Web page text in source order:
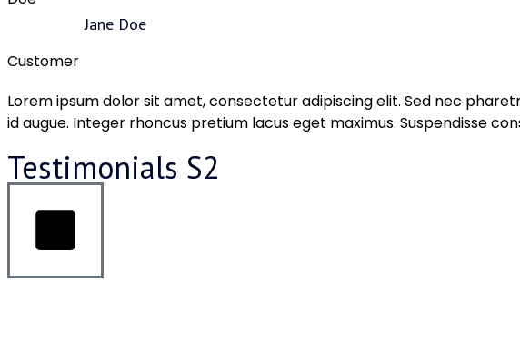
Jane Doe
Customer
Lorem ipsum dolor sit amet, consectetur adipiscing elit. Sed nec
id augue. Integer rhoncus pretium lacus eget maximus. Suspendisse
Testimonials S2